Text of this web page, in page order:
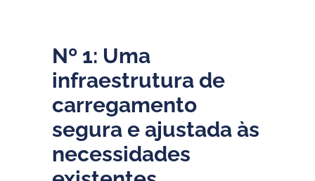
Nº 1: Uma
infraestrutura de
carregamento
segura e ajustada às
necessidades